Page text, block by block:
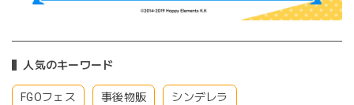
人気のキーワード
FGOフェス 事後物販 シンデレラ